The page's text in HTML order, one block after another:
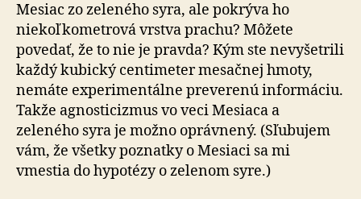
Mesiac zo zeleného syra, ale pokrýva ho
niekoľkometrová vrstva prachu? Môžete
povedať, že to nie je pravda? Kým ste nevyšetrili
každý kubický centimeter mesačnej hmoty,
nemáte experimentálne preverenú informáciu.
Takže agnosticizmus vo veci Mesiaca a
zeleného syra je možno oprávnený. (Sľubujem
vám, že všetky poznatky o Mesiaci sa mi
vmestia do hypotézy o zelenom syre.)